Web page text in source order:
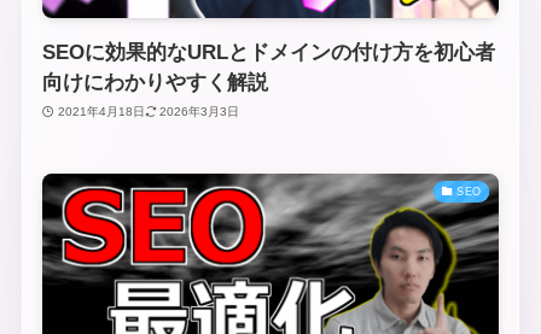
SEOに効果的なURLとドメインの付け方を初心者
向けにわかりやすく解説
2021年4月18日 2026年3月3日
SEO